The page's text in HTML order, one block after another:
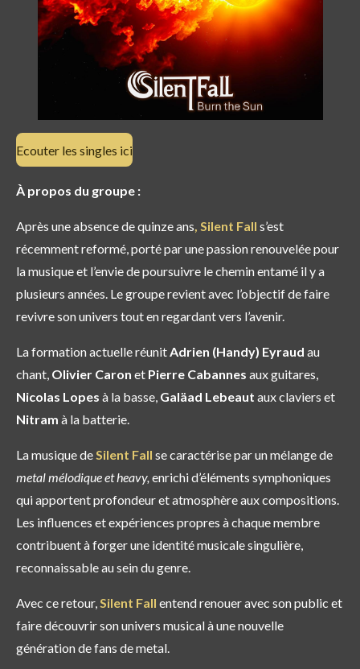
Ecouter les singles ici
À propos du groupe :
Après une absence de quinze ans, Silent Fall s’est
récemment reformé, porté par une passion renouvelée pour
la musique et l’envie de poursuivre le chemin entamé il y a
plusieurs années. Le groupe revient avec l’objectif de faire
revivre son univers tout en regardant vers l’avenir.
La formation actuelle réunitAdrien (Handy) Eyraud au
chant, Olivier Caron et Pierre Cabannes aux guitares,
Nicolas Lopes à la basse, Galäad Lebeaut aux claviers et
Nitram à la batterie.
La musique deSilent Fall se caractérise par un mélange de
metal mélodique et heavy, enrichi d’éléments symphoniques
qui apportent profondeur et atmosphère aux compositions.
Les influences et expériences propres à chaque membre
contribuent à forger une identité musicale singulière,
reconnaissable au sein du genre.
Avec ce retour,Silent Fall entend renouer avec son public et
faire découvrir son univers musical à une nouvelle
génération de fans de metal.